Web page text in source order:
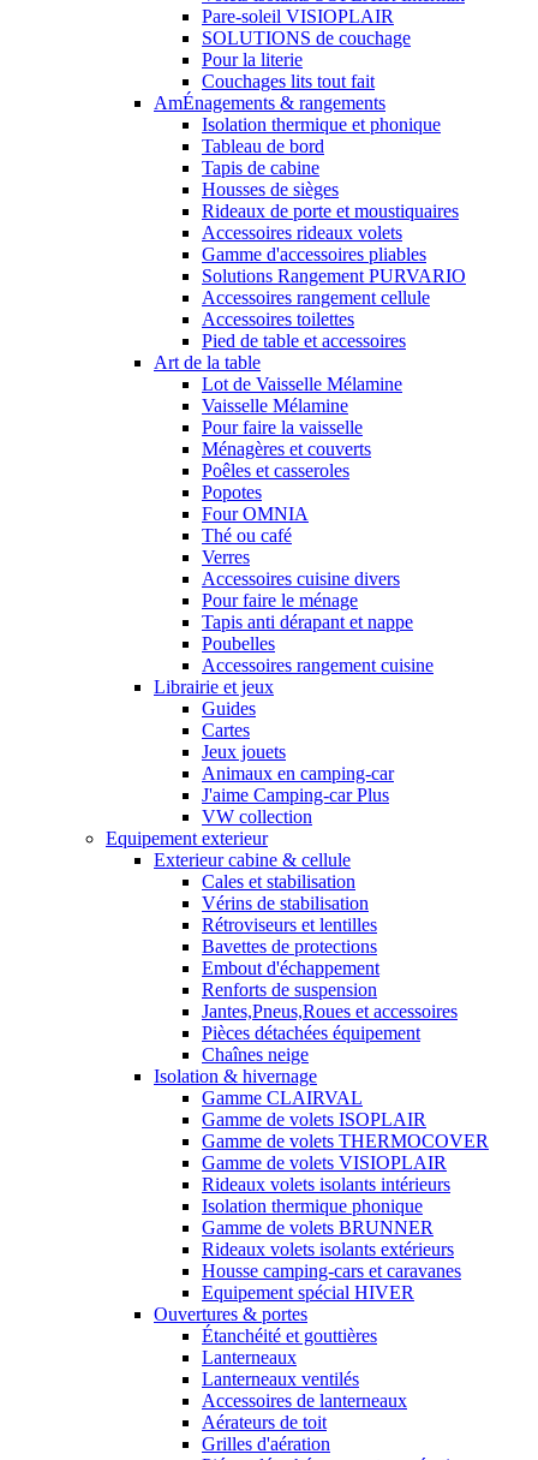
Pare-soleil VISIOPLAIR
SOLUTIONS de couchage
Pour la literie
Couchages lits tout fait
AmÉnagements & rangements
Isolation thermique et phonique
Tableau de bord
Tapis de cabine
Housses de sièges
Rideaux de porte et moustiquaires
Accessoires rideaux volets
Gamme d'accessoires pliables
Solutions Rangement PURVARIO
Accessoires rangement cellule
Accessoires toilettes
Pied de table et accessoires
Art de la table
Lot de Vaisselle Mélamine
Vaisselle Mélamine
Pour faire la vaisselle
Ménagères et couverts
Poêles et casseroles
Popotes
Four OMNIA
Thé ou café
Verres
Accessoires cuisine divers
Pour faire le ménage
Tapis anti dérapant et nappe
Poubelles
Accessoires rangement cuisine
Librairie et jeux
Guides
Cartes
Jeux jouets
Animaux en camping-car
J'aime Camping-car Plus
VW collection
Equipement exterieur
Exterieur cabine & cellule
Cales et stabilisation
Vérins de stabilisation
Rétroviseurs et lentilles
Bavettes de protections
Embout d'échappement
Renforts de suspension
Jantes,Pneus,Roues et accessoires
Pièces détachées équipement
Chaînes neige
Isolation & hivernage
Gamme CLAIRVAL
Gamme de volets ISOPLAIR
Gamme de volets THERMOCOVER
Gamme de volets VISIOPLAIR
Rideaux volets isolants intérieurs
Isolation thermique phonique
Gamme de volets BRUNNER
Rideaux volets isolants extérieurs
Housse camping-cars et caravanes
Equipement spécial HIVER
Ouvertures & portes
Étanchéité et gouttières
Lanterneaux
Lanterneaux ventilés
Accessoires de lanterneaux
Aérateurs de toit
Grilles d'aération